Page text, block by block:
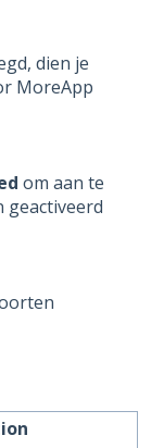
dien je
MoreApp
om aan te
geactiveerd